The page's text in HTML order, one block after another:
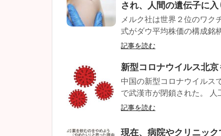
され、人間の遺伝子に
メルク社は世界２位のワク
式がダウ平均株価の構成銘
記事を読む
新型コロナウイルス北
中国の新型コロナウイルス
で武漢市が閉鎖された。
記事を読む
現在、病院やクリニッ